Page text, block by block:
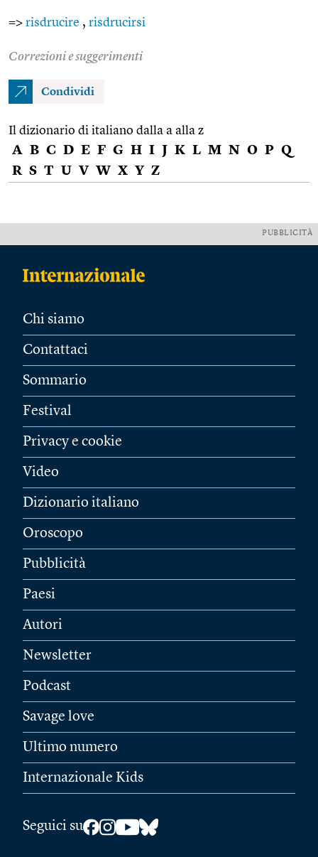
=> risdrucire , risdrucirsi
Correzioni e suggerimenti
Condividi
Il dizionario di italiano dalla a alla z
A B C D E F G H I J K L M N O P Q
R S T U V W X Y Z
PUBBLICITÀ
Chi siamo
Contattaci
Sommario
Festival
Privacy e cookie
Video
Dizionario italiano
Oroscopo
Pubblicità
Paesi
Autori
Newsletter
Podcast
Savage love
Ultimo numero
Internazionale Kids
Seguici su